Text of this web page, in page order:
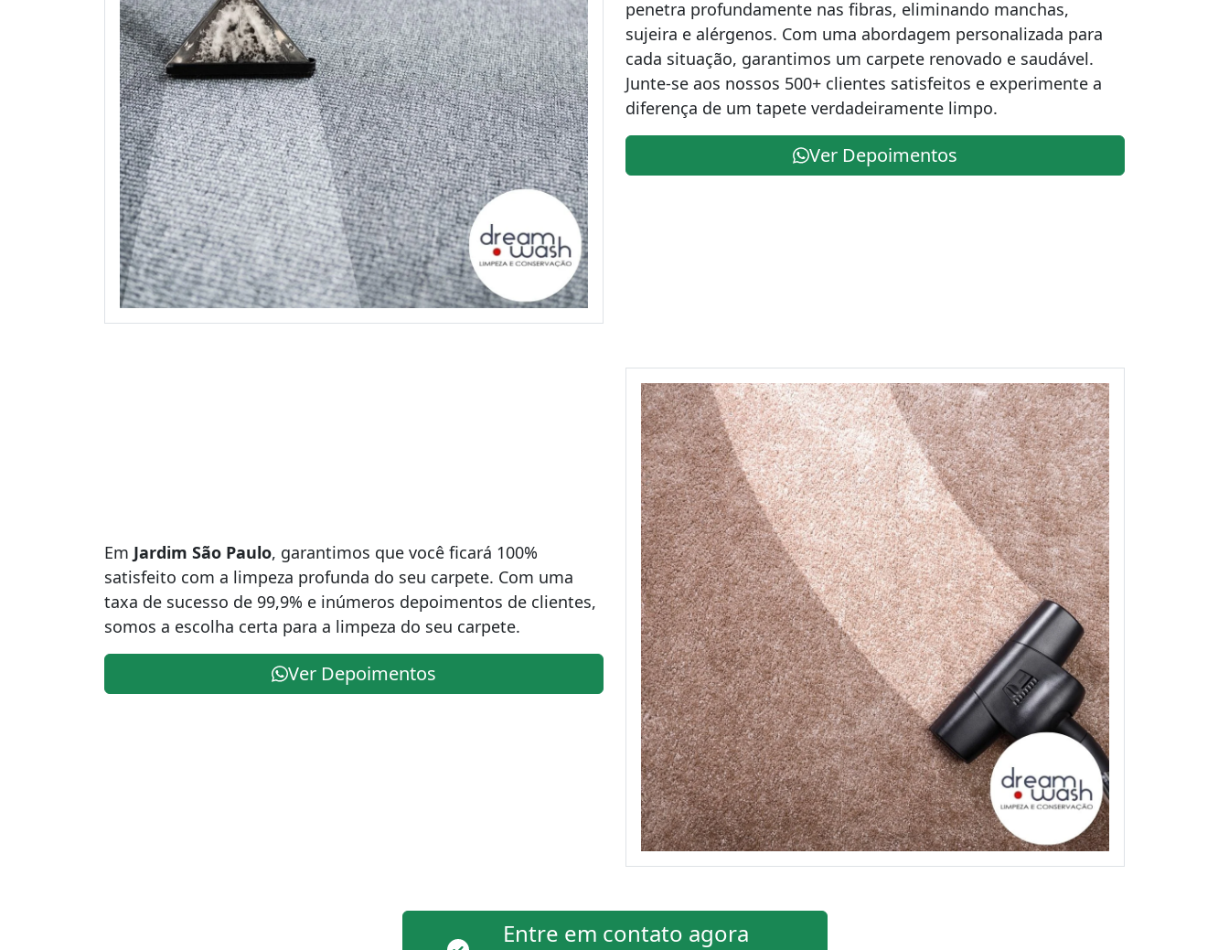
penetra profundamente nas fibras, eliminando manchas,
sujeira e alérgenos. Com uma abordagem personalizada para
cada situação, garantimos um carpete renovado e saudável.
Junte-se aos nossos 500+ clientes satisfeitos e experimente a
diferença de um tapete verdadeiramente limpo.
Ver Depoimentos
Em Jardim São Paulo, garantimos que você ficará 100%
satisfeito com a limpeza profunda do seu carpete. Com uma
taxa de sucesso de 99,9% e inúmeros depoimentos de clientes,
somos a escolha certa para a limpeza do seu carpete.
Ver Depoimentos
Entre em contato agora